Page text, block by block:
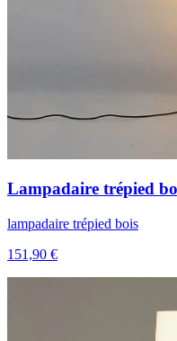
Lampadaire trépied
lampadaire trépied bois
151,90 €